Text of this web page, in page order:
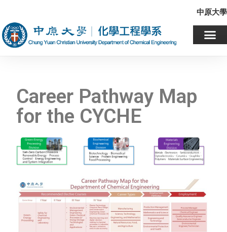
中原大學
Career Pathway Map
for the CYCHE